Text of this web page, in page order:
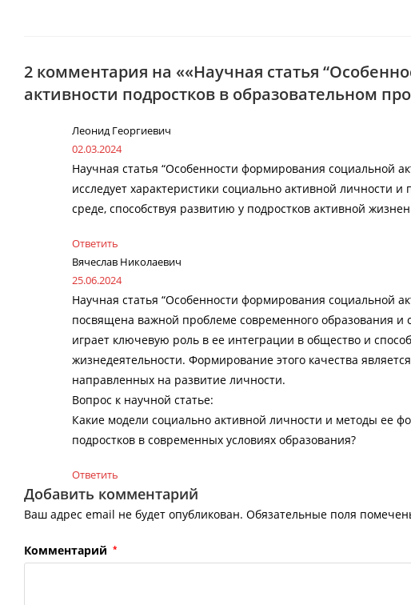
2 комментария на ««Научная статья
активности подростков в образовательном
Леонид Георгиевич
02.03.2024
Научная статья “Особенности формирования социальной
исследует характеристики социально активной личности
среде, способствуя развитию у подростков активной
Ответить
Вячеслав Николаевич
25.06.2024
Научная статья “Особенности формирования социальной
посвящена важной проблеме современного образования
играет ключевую роль в ее интеграции в общество и
жизнедеятельности. Формирование этого качества
направленных на развитие личности.
Вопрос к научной статье:
Какие модели социально активной личности и методы ее
подростков в современных условиях образования?
Ответить
Добавить комментарий
Ваш адрес email не будет опубликован. Обязательные поля
Комментарий *